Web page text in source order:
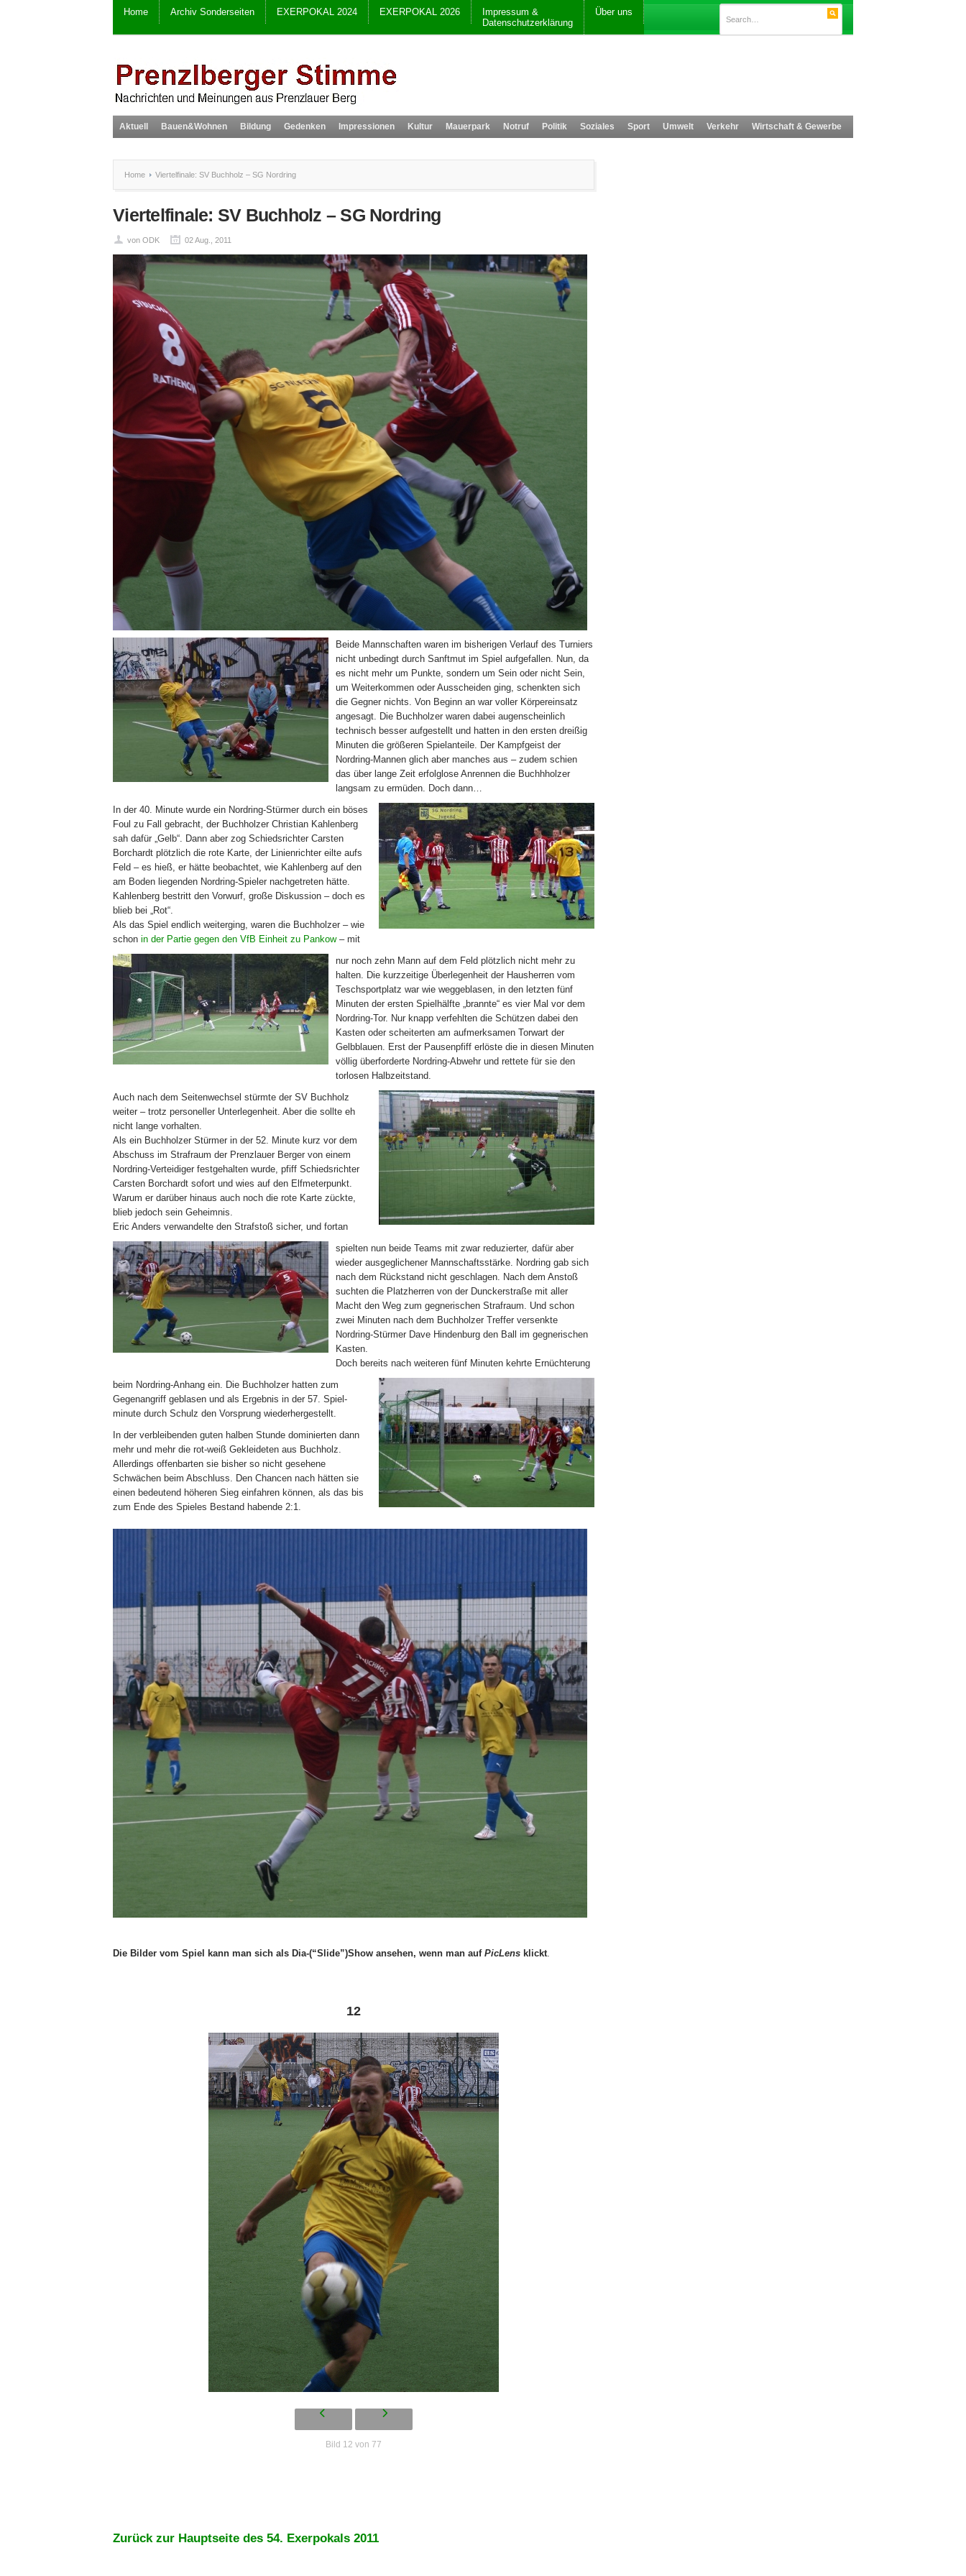
Home Archiv Sonderseiten EXERPOKAL 2024 EXERPOKAL 2026
Impressum &
Datenschutzerklärung
Über uns
Aktuell Bauen&Wohnen Bildung Gedenken Impressionen Kultur Mauerpark Notruf Politik Soziales Sport Umwelt Verkehr Wirtschaft & Gewerbe
Home Viertelfinale: SV Buchholz – SG Nordring
Viertelfinale: SV Buchholz – SG Nordring
von ODK 02 Aug., 2011
Beide Mannschaften waren im bisherigen Verlauf des Turniers
nicht unbedingt durch Sanftmut im Spiel aufgefallen. Nun, da
es nicht mehr um Punkte, sondern um Sein oder nicht Sein,
um Weiterkommen oder Ausscheiden ging, schenkten sich
die Gegner nichts. Von Beginn an war voller Körpereinsatz
angesagt. Die Buchholzer waren dabei augenscheinlich
technisch besser aufgestellt und hatten in den ersten dreißig
Minuten die größeren Spielanteile. Der Kampfgeist der
Nordring-Mannen glich aber manches aus – zudem schien
das über lange Zeit erfolglose Anrennen die Buchhholzer
langsam zu ermüden. Doch dann…
In der 40. Minute wurde ein Nordring-Stürmer durch ein böses
Foul zu Fall gebracht, der Buchholzer Christian Kahlenberg
sah dafür „Gelb“. Dann aber zog Schiedsrichter Carsten
Borchardt plötzlich die rote Karte, der Linienrichter eilte aufs
Feld – es hieß, er hätte beobachtet, wie Kahlenberg auf den
am Boden liegenden Nordring-Spieler nachgetreten hätte.
Kahlenberg bestritt den Vorwurf, große Diskussion – doch es
blieb bei „Rot“.
Als das Spiel endlich weiterging, waren die Buchholzer – wie
schon in der Partie gegen den VfB Einheit zu Pankow– mit
nur noch zehn Mann auf dem Feld plötzlich nicht mehr zu
halten. Die kurzzeitige Überlegenheit der Hausherren vom
Teschsportplatz war wie weggeblasen, in den letzten fünf
Minuten der ersten Spielhälfte „brannte“ es vier Mal vor dem
Nordring-Tor. Nur knapp verfehlten die Schützen dabei den
Kasten oder scheiterten am aufmerksamen Torwart der
Gelbblauen. Erst der Pausenpfiff erlöste die in diesen Minuten
völlig überforderte Nordring-Abwehr und rettete für sie den
torlosen Halbzeitstand.
Auch nach dem Seitenwechsel stürmte der SV Buchholz
weiter – trotz personeller Unterlegenheit. Aber die sollte eh
nicht lange vorhalten.
Als ein Buchholzer Stürmer in der 52. Minute kurz vor dem
Abschuss im Strafraum der Prenzlauer Berger von einem
Nordring-Verteidiger festgehalten wurde, pfiff Schiedsrichter
Carsten Borchardt sofort und wies auf den Elfmeterpunkt.
Warum er darüber hinaus auch noch die rote Karte zückte,
blieb jedoch sein Geheimnis.
Eric Anders verwandelte den Strafstoß sicher, und fortan
spielten nun beide Teams mit zwar reduzierter, dafür aber
wieder ausgeglichener Mannschaftsstärke. Nordring gab sich
nach dem Rückstand nicht geschlagen. Nach dem Anstoß
suchten die Platzherren von der Dunckerstraße mit aller
Macht den Weg zum gegnerischen Strafraum. Und schon
zwei Minuten nach dem Buchholzer Treffer versenkte
Nordring-Stürmer Dave Hindenburg den Ball im gegnerischen
Kasten.
Doch bereits nach weiteren fünf Minuten kehrte Ernüchterung
beim Nordring-Anhang ein. Die Buchholzer hatten zum
Gegenangriff geblasen und als Ergebnis in der 57. Spiel-
minute durch Schulz den Vorsprung wiederhergestellt.
In der verbleibenden guten halben Stunde dominierten dann
mehr und mehr die rot-weiß Gekleideten aus Buchholz.
Allerdings offenbarten sie bisher so nicht gesehene
Schwächen beim Abschluss. Den Chancen nach hätten sie
einen bedeutend höheren Sieg einfahren können, als das bis
zum Ende des Spieles Bestand habende 2:1.
Die Bilder vom Spiel kann man sich als Dia-(“Slide”)Show ansehen, wenn man auf PicLens klickt.
12
Bild 12 von 77
Zurück zur Hauptseite des 54. Exerpokals 2011